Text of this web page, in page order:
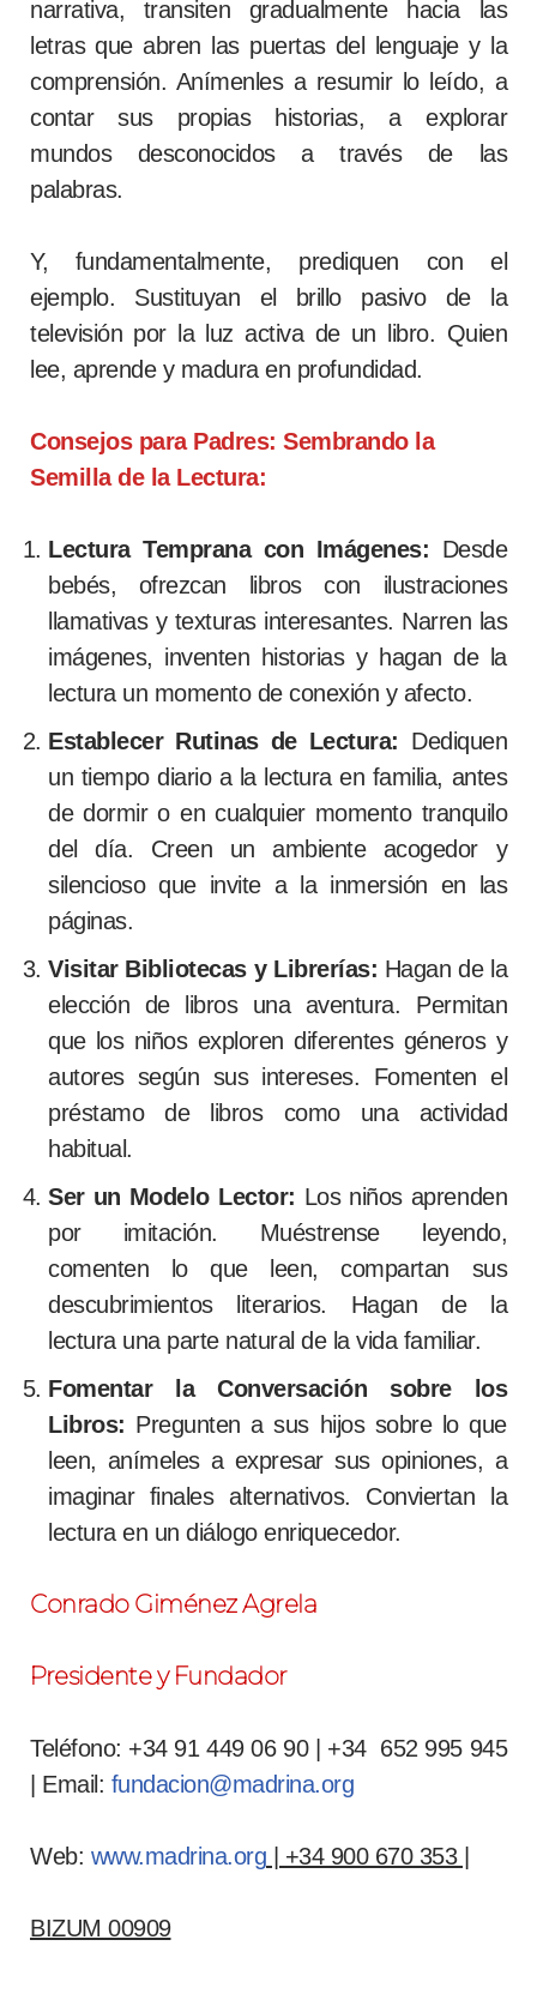
narrativa, transiten gradualmente hacia las
letras que abren las puertas del lenguaje y la
comprensión. Anímenles a resumir lo leído, a
contar sus propias historias, a explorar
mundos desconocidos a través de las
palabras.
Y, fundamentalmente, prediquen con el
ejemplo. Sustituyan el brillo pasivo de la
televisión por la luz activa de un libro. Quien
lee, aprende y madura en profundidad.
Consejos para Padres: Sembrando la
Semilla de la Lectura:
Lectura Temprana con Imágenes: Desde
bebés, ofrezcan libros con ilustraciones
llamativas y texturas interesantes. Narren las
imágenes, inventen historias y hagan de la
lectura un momento de conexión y afecto.
Establecer Rutinas de Lectura: Dediquen
un tiempo diario a la lectura en familia, antes
de dormir o en cualquier momento tranquilo
del día. Creen un ambiente acogedor y
silencioso que invite a la inmersión en las
páginas.
Visitar Bibliotecas y Librerías: Hagan de la
elección de libros una aventura. Permitan
que los niños exploren diferentes géneros y
autores según sus intereses. Fomenten el
préstamo de libros como una actividad
habitual.
Ser un Modelo Lector: Los niños aprenden
por imitación. Muéstrense leyendo,
comenten lo que leen, compartan sus
descubrimientos literarios. Hagan de la
lectura una parte natural de la vida familiar.
Fomentar la Conversación sobre los
Libros: Pregunten a sus hijos sobre lo que
leen, anímeles a expresar sus opiniones, a
imaginar finales alternativos. Conviertan la
lectura en un diálogo enriquecedor.
Conrado Giménez Agrela
Presidente y Fundador
Teléfono: +34 91 449 06 90 | +34 652 995 945
| Email: fundacion@madrina.org
Web: www.madrina.org | +34 900 670 353 |
BIZUM 00909